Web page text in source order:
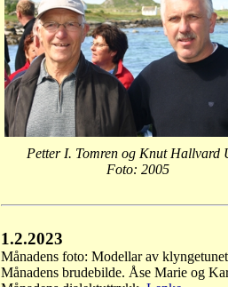
Petter I. Tomren og Knut Hallvard
Foto: 2005
1.2.2023
Månadens foto: Modellar av
Månadens brudebilde. Åse Marie og